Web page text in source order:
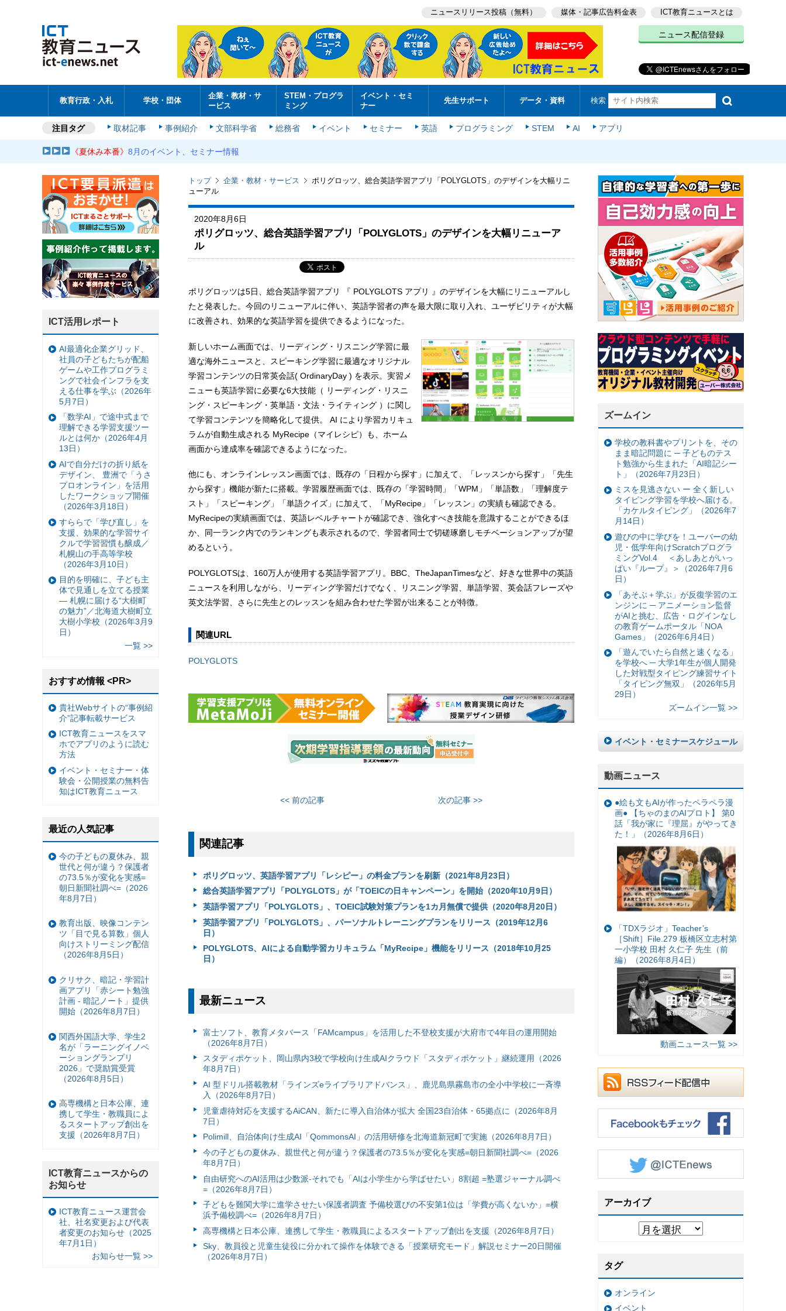
ニュースリリース投稿（無料） 媒体・記事広告料金表 ICT教育ニュースとは
ニュース配信登録
教育行政・入札 学校・団体
企業・教材・サ
ービス
STEM・プログラ
ミング
イベント・セミ
ナー
先生サポート データ・資料 検索
注目タグ 取材記事 事例紹介 文部科学省 総務省 イベント セミナー 英語 プログラミング STEM AI アプリ
《夏休み本番》8月のイベント、セミナー情報
トップ 企業・教材・サービス
ポリグロッツ、総合英語学習アプリ「POLYGLOTS」のデザインを大幅リニ
ューアル
2020年8月6日
ポリグロッツ、総合英語学習アプリ「POLYGLOTS」のデザインを大幅リニューア
ル
ポリグロッツは5日、総合英語学習アプリ 『 POLYGLOTS アプリ 』のデザインを大幅にリニューアルし
たと発表した。今回のリニューアルに伴い、英語学習者の声を最大限に取り入れ、ユーザビリティが大幅
に改善され、効果的な英語学習を提供できるようになった。
新しいホーム画面では、リーディング・リスニング学習に最
適な海外ニュースと、スピーキング学習に最適なオリジナル
学習コンテンツの日常英会話( OrdinaryDay ) を表示。実習メ
ニューも英語学習に必要な6大技能（ リーディング・リスニ
ング・スピーキング・英単語・文法・ライティング ）に関し
て学習コンテンツを簡略化して提供。 AI により学習カリキュ
ラムが自動生成される MyRecipe（マイレシピ）も、ホーム
画面から達成率を確認できるようになった。
他にも、オンラインレッスン画面では、既存の「日程から探す」に加えて、「レッスンから探す」「先生
から探す」機能が新たに搭載。学習履歴画面では、既存の「学習時間」「WPM」「単語数」「理解度テ
スト」「スピーキング」「単語クイズ」に加えて、「MyRecipe」「レッスン」の実績も確認できる。
MyRecipeの実績画面では、英語レベルチャートが確認でき、強化すべき技能を意識することができるほ
か、同一ランク内でのランキングも表示されるので、学習者同士で切磋琢磨しモチベーションアップが望
めるという。
POLYGLOTSは、160万人が使用する英語学習アプリ。BBC、TheJapanTimesなど、好きな世界中の英語
ニュースを利用しながら、リーディング学習だけでなく、リスニング学習、単語学習、英会話フレーズや
英文法学習、さらに先生とのレッスンを組み合わせた学習が出来ることが特徴。
関連URL
POLYGLOTS
<< 前の記事 次の記事 >>
関連記事
ポリグロッツ、英語学習アプリ「レシピー」の料金プランを刷新（2021年8月23日）
総合英語学習アプリ「POLYGLOTS」が「TOEICの日キャンペーン」を開始（2020年10月9日）
英語学習アプリ「POLYGLOTS」、TOEIC試験対策プランを1カ月無償で提供（2020年8月20日）
英語学習アプリ「POLYGLOTS」、パーソナルトレーニングプランをリリース（2019年12月6
日）
POLYGLOTS、AIによる自動学習カリキュラム「MyRecipe」機能をリリース（2018年10月25
日）
最新ニュース
富⼠ソフト、教育メタバース「FAMcampus」を活用した不登校支援が大府市で4年目の運用開始
（2026年8月7日）
スタディポケット、岡山県内3校で学校向け生成AIクラウド「スタディポケット」継続運用（2026
年8月7日）
AI 型ドリル搭載教材「ラインズeライブラリアドバンス」、鹿児島県霧島市の全小中学校に一斉導
入（2026年8月7日）
児童虐待対応を支援するAiCAN、新たに導入自治体が拡大 全国23自治体・65拠点に（2026年8月
7日）
Polimill、自治体向け生成AI「QommonsAI」の活用研修を北海道新冠町で実施（2026年8月7日）
今の子どもの夏休み、親世代と何が違う？保護者の73.5％が変化を実感=朝日新聞社調べ=（2026
年8月7日）
自由研究へのAI活用は少数派-それでも「AIは小学生から学ばせたい」8割超 =塾選ジャーナル調べ
=（2026年8月7日）
子どもを難関大学に進学させたい保護者調査 予備校選びの不安第1位は「学費が高くないか」=横
浜予備校調べ=（2026年8月7日）
高専機構と日本公庫、連携して学生・教職員によるスタートアップ創出を支援（2026年8月7日）
Sky、教員役と児童生徒役に分かれて操作を体験できる「授業研究モード」解説セミナー20日開催
（2026年8月7日）
ズームイン
学校の教科書やプリントを、その
まま暗記問題に ─ 子どものテス
ト勉強から生まれた「AI暗記シー
ト」（2026年7月23日）
ミスを見逃さない ー 全く新しい
タイピング学習を学校へ届ける。
「カケルタイピング」（2026年7
月14日）
遊びの中に学びを！ユーバーの幼
児・低学年向けScratchプログラ
ミングVol.4 ＜あしあとがいっ
ぱい『ループ』＞（2026年7月6
日）
「あそぶ＋学ぶ」が反復学習のエ
ンジンに ─ アニメーション監督
がAIと挑む、広告・ログインなし
の教育ゲームポータル「NOA
Games」（2026年6月4日）
「遊んでいたら自然と速くなる」
を学校へ ─ 大学1年生が個人開発
した対戦型タイピング練習サイト
「タイピング無双」（2026年5月
29日）
ズームイン一覧 >>
イベント・セミナースケジュール
動画ニュース
●絵も文もAIが作ったペラペラ漫
画● 【ちゃのまのAIプロト】 第0
話「我が家に『理屈』がやってき
た！」（2026年8月6日）
「TDXラジオ」Teacher’s
［Shift］File.279 板橋区立志村第
一小学校 田村 久仁子 先生（前
編）（2026年8月4日）
動画ニュース一覧 >>
アーカイブ
タグ
オンライン
イベント
ICT活用レポート
AI最適化企業グリッド、
社員の子どもたちが配船
ゲームや工作プログラミ
ングで社会インフラを支
える仕事を学ぶ（2026年
5月7日）
「数学AI」で途中式まで
理解できる学習支援ツー
ルとは何か（2026年4月
13日）
AIで自分だけの折り紙を
デザイン、 豊洲で「うさ
プロオンライン」を活用
したワークショップ開催
（2026年3月18日）
すららで「学び直し」を
支援、効果的な学習サイ
クルで学習習慣も醸成／
札幌山の手高等学校
（2026年3月10日）
目的を明確に、子ども主
体で見通しを立てる授業
— 札幌に届ける“大樹町
の魅力”／北海道大樹町立
大樹小学校（2026年3月9
日）
一覧 >>
おすすめ情報 <PR>
貴社Webサイトの“事例紹
介”記事転載サービス
ICT教育ニュースをスマ
ホでアプリのように読む
方法
イベント・セミナー・体
験会・公開授業の無料告
知はICT教育ニュース
最近の人気記事
今の子どもの夏休み、親
世代と何が違う？保護者
の73.5％が変化を実感=
朝日新聞社調べ=（2026
年8月7日）
教育出版、映像コンテン
ツ「目で見る算数」個人
向けストリーミング配信
（2026年8月5日）
クリサク、暗記・学習計
画アプリ「赤シート勉強
計画 - 暗記ノート」提供
開始（2026年8月7日）
関西外国語大学、学生2
名が「ラーニングイノベ
ーショングランプリ
2026」で奨励賞受賞
（2026年8月5日）
高専機構と日本公庫、連
携して学生・教職員によ
るスタートアップ創出を
支援（2026年8月7日）
ICT教育ニュースからの
お知らせ
ICT教育ニュース運営会
社、社名変更および代表
者変更のお知らせ（2025
年7月1日）
お知らせ一覧 >>